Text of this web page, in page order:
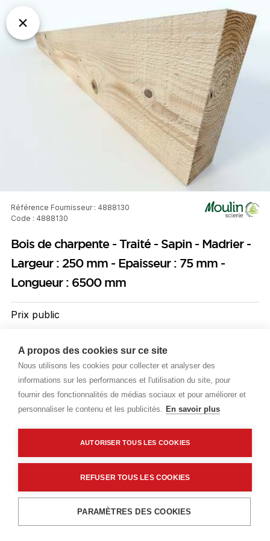
A propos des cookies sur ce site
Nous utilisons les cookies pour collecter et analyser des
informations sur les performances et l'utilisation du site, pour
fournir des fonctionnalités de médias sociaux et pour améliorer et
personnaliser le contenu et les publicités. En savoir plus
AUTORISER TOUS LES COOKIES
REFUSER TOUS LES COOKIES
PARAMÈTRES DES COOKIES
Référence Fournisseur : 4888130
Code : 4888130
Bois de charpente - Traité - Sapin - Madrier -
Largeur : 250 mm - Epaisseur : 75 mm -
Longueur : 6500 mm
Prix public
20,90 € TTC/ML
Livraisons & enlèvement
Livraison standard Sur commande
Description détaillée
Ajouter au panier